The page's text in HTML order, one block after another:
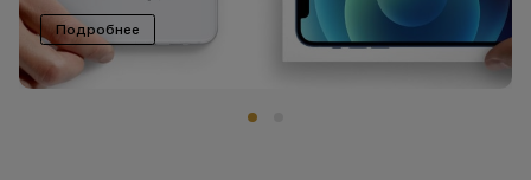
Подробнее